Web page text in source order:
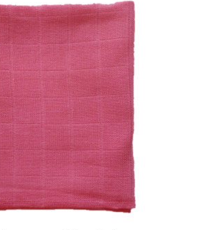
til
99,00 kr.
har
flere
varianter.